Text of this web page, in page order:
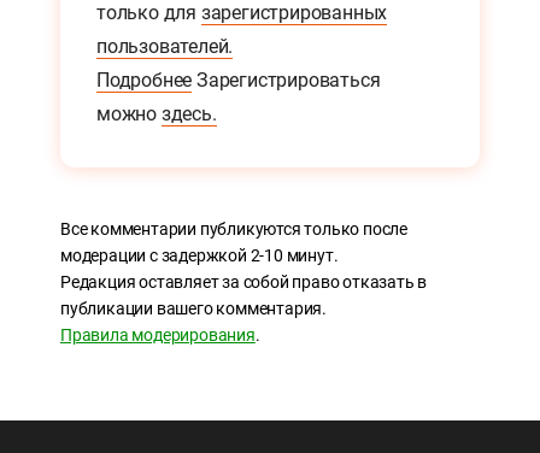
только для зарегистрированных
пользователей.
Подробнее Зарегистрироваться
можно здесь.
Все комментарии публикуются только после
модерации с задержкой 2-10 минут.
Редакция оставляет за собой право отказать в
публикации вашего комментария.
Правила модерирования.